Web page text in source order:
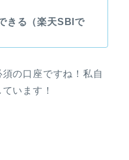
きる（楽天SBIで
の口座ですね！私自
います！